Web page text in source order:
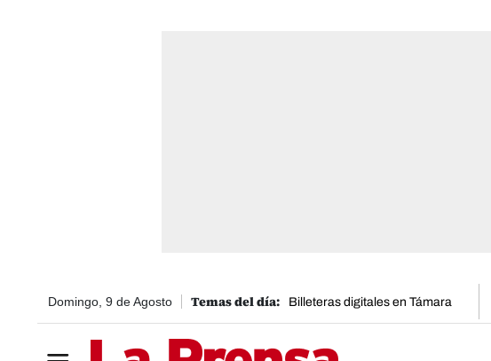
Domingo, 9 de Agosto Billeteras digitales en Támara